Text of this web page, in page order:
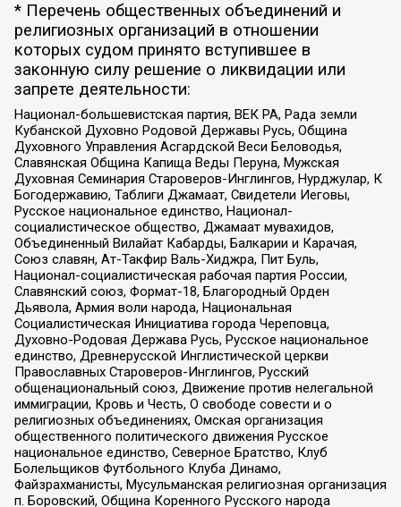
* Перечень общественных объединений и
религиозных организаций в отношении
которых судом принято вступившее в
законную силу решение о ликвидации или
запрете деятельности:
Национал-большевистская партия, ВЕК РА, Рада земли
Кубанской Духовно Родовой Державы Русь, Община
Духовного Управления Асгардской Веси Беловодья,
Славянская Община Капища Веды Перуна, Мужская
Духовная Семинария Староверов-Инглингов, Нурджулар, К
Богодержавию, Таблиги Джамаат, Свидетели Иеговы,
Русское национальное единство, Национал-
социалистическое общество, Джамаат мувахидов,
Объединенный Вилайат Кабарды, Балкарии и Карачая,
Союз славян, Ат-Такфир Валь-Хиджра, Пит Буль,
Национал-социалистическая рабочая партия России,
Славянский союз, Формат-18, Благородный Орден
Дьявола, Армия воли народа, Национальная
Социалистическая Инициатива города Череповца,
Духовно-Родовая Держава Русь, Русское национальное
единство, Древнерусской Инглистической церкви
Православных Староверов-Инглингов, Русский
общенациональный союз, Движение против нелегальной
иммиграции, Кровь и Честь, О свободе совести и о
религиозных объединениях, Омская организация
общественного политического движения Русское
национальное единство, Северное Братство, Клуб
Болельщиков Футбольного Клуба Динамо,
Файзрахманисты, Мусульманская религиозная организация
п. Боровский, Община Коренного Русского народа